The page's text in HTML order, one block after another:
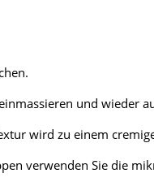
und wieder
wird zu einem
verwenden Sie die